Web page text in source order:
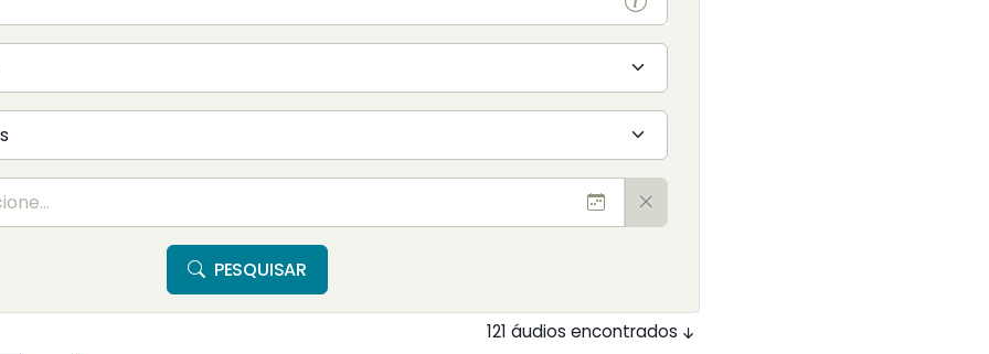
PESQUISAR
121 áudios encontrados